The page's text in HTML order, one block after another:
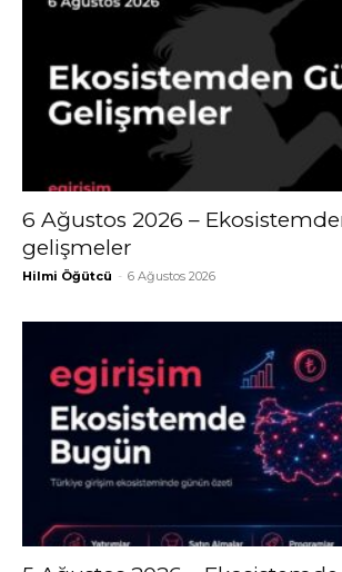
6 Ağustos 2026 –
gelişmeler
Hilmi Öğütcü - 6 Ağustos 2026